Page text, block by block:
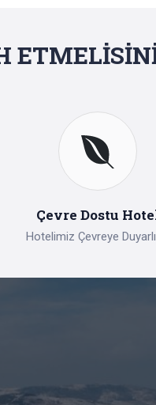
Çevre Dostu
Hotelimiz Çevreye